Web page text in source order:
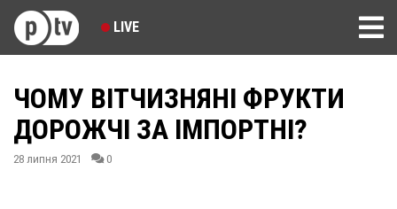
LIVE
ЧОМУ ВІТЧИЗНЯНІ ФРУКТИ
ДОРОЖЧІ ЗА ІМПОРТНІ?
28 липня 2021 0